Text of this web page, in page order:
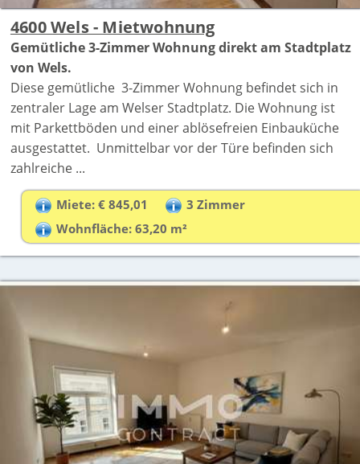
4600 Wels - Mietwohnung
Gemütliche 3-Zimmer Wohnung direkt am Stadtplatz
von Wels.
Diese gemütliche 3-Zimmer Wohnung befindet sich in
zentraler Lage am Welser Stadtplatz. Die Wohnung ist
mit Parkettböden und einer ablösefreien Einbauküche
ausgestattet. Unmittelbar vor der Türe befinden sich
zahlreiche ...
Miete: € 845,01
3 Zimmer
Wohnfläche: 63,20 m²